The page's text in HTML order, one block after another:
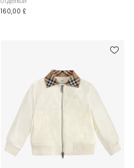
160,00 £